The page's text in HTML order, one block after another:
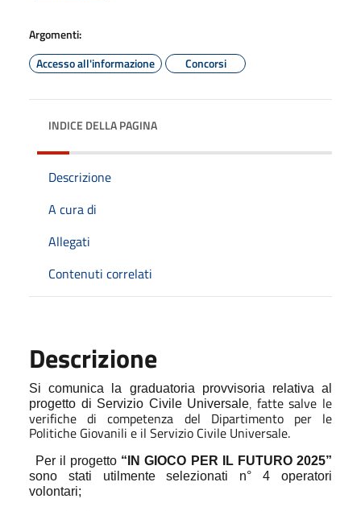
Argomenti:
Accesso all'informazione
Concorsi
INDICE DELLA PAGINA
Descrizione
A cura di
Allegati
Contenuti correlati
Descrizione
Si comunica la graduatoria provvisoria relativa al
progetto di Servizio Civile Universale fatte salve le
verifiche di competenza del Dipartimento per le
Politiche Giovanili e il Servizio Civile Universale.
Per il progetto “IN GIOCO PER IL FUTURO 2025”
sono stati utilmente selezionati n° 4 operatori
volontari;